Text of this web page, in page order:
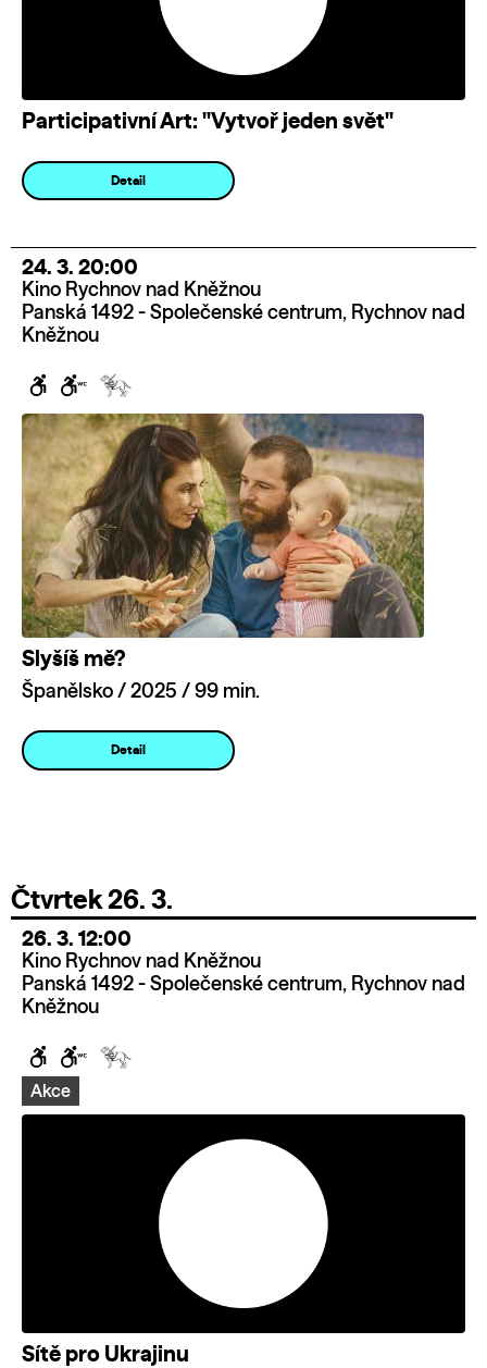
Participativní Art: "Vytvoř jeden svět"
Detail
24. 3. 20:00
Kino Rychnov nad Kněžnou
Panská 1492 - Společenské centrum, Rychnov nad
Kněžnou
Slyšíš mě?
Španělsko / 2025 / 99 min.
Detail
Čtvrtek 26. 3.
26. 3. 12:00
Kino Rychnov nad Kněžnou
Panská 1492 - Společenské centrum, Rychnov nad
Kněžnou
Akce
Sítě pro Ukrajinu